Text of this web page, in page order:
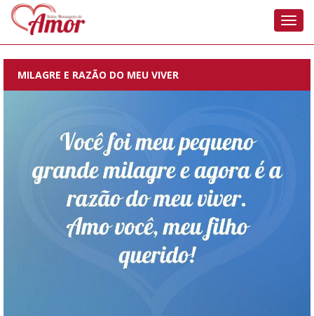
MILAGRE E RAZÃO DO MEU VIVER